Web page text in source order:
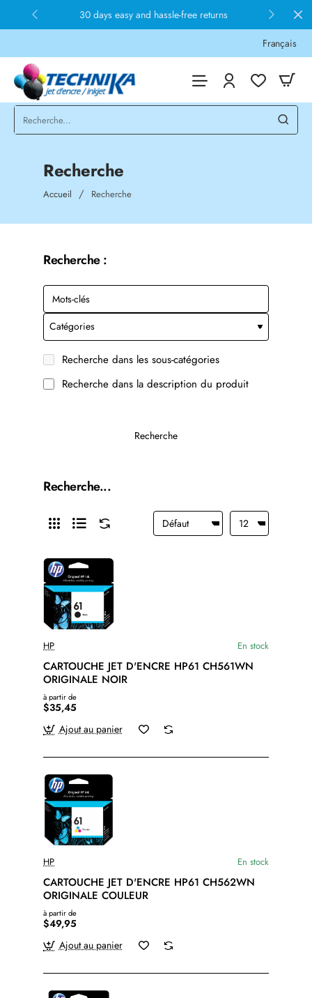
30 days easy and hassle-free returns
Français
Recherche
Accueil homeRecherche
Recherche :
Recherche dans les sous-catégories
Recherche dans la description du produit
Recherche
Recherche...
HP En stock
CARTOUCHE JET D'ENCRE HP61 CH561WN
ORIGINALE NOIR
à partir de
$35,45
Ajout au panier
HP En stock
CARTOUCHE JET D'ENCRE HP61 CH562WN
ORIGINALE COULEUR
à partir de
$49,95
Ajout au panier